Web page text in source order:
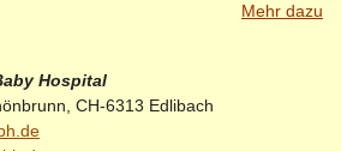
Mehr dazu
Hospital
CH-6313 Edlibach